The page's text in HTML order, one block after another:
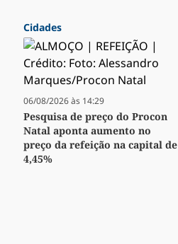
Cidades
06/08/2026 às 14:29
Pesquisa de preço do Procon
Natal aponta aumento no
preço da refeição na capital de
4,45%